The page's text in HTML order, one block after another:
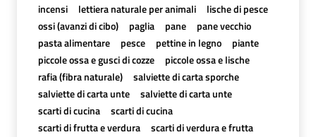
incensi
lettiera naturale per animali
lische di pesce
ossi (avanzi di cibo)
paglia pane
pane vecchio
pasta alimentare
pesce pettine in legno
piante
piccole ossa e gusci di cozze
piccole ossa e lische
rafia (fibra naturale)
salviette di carta sporche
salviette di carta unte
salviette di carta unte
scarti di cucina
scarti di cucina
scarti di frutta e verdura
scarti di verdura e frutta